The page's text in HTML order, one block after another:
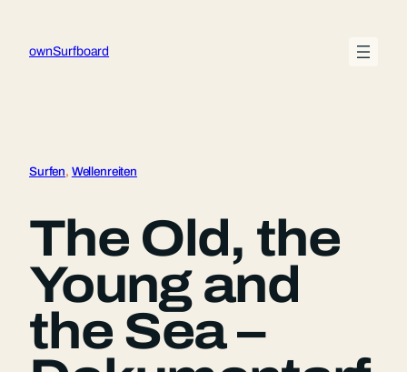
springen
ownSurfboard
Surfen, Wellenreiten
The Old, the
Young and
the Sea –